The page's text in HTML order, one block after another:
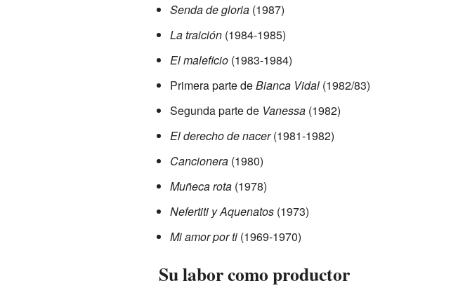
Senda de gloria(1987)
La traición(1984-1985)
El maleficio(1983-1984)
Primera parte deBianca Vidal(1982/83)
Segunda parte de Vanessa(1982)
El derecho de nacer(1981-1982)
Cancionera(1980)
Muñeca rota(1978)
Nefertiti y Aquenatos(1973)
Mi amor por ti(1969-1970)
Su labor como productor